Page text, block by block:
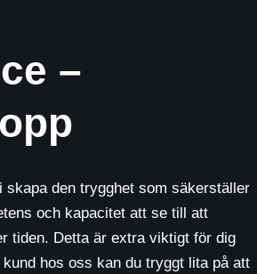
–
den trygghet som säkerställer
och kapacitet att se till att
tiden. Detta är extra viktigt för dig
hos oss kan du tryggt lita på att